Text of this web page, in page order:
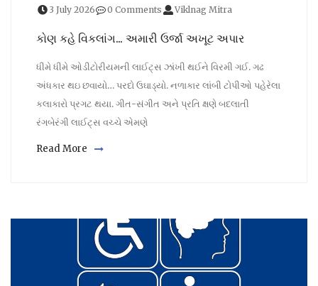
3 July 2026 0 Comments Viklnag Mitra
કોણ કહે વિકલાંગ… અમારી ઉર્જા અખૂટ અપાર
ધીમે ધીમે ઓડીટોરીયમની લાઈટ્સ ઝાંખી થઈને વિરમી ગઈ. ગઢ
અંધકાર થઇ છવાયો… પરદો ઉઘાડ્યો. નળાકાર લાંબી ટોપીઓ પહેરેલા
કલાકારો પ્રગટ થયા. ગીત-સંગીત અને પ્રતિ ક્ષણે બદલાતી
રંગબેરંગી લાઈટ્સ વચ્ચે એમણે
Read More